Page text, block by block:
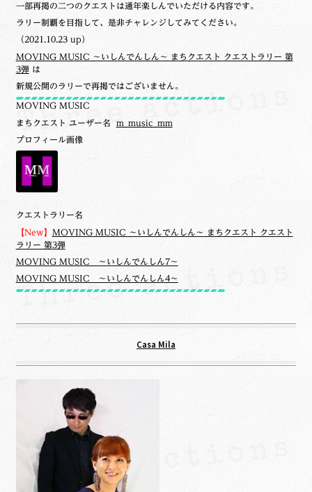
一部再掲の二つのクエストは通年楽しんでいただける内容です。
ラリー制覇を目指して、是非チャレンジしてみてください。
（2021.10.23 up）
MOVING MUSIC ～いしんでんしん～ まちクエスト クエストラリー 第
3弾 は
新規公開のラリーで再掲ではございません。
MOVING MUSIC
まちクエスト ユーザー名 m_music_mm
プロフィール画像
クエストラリー名
【New】 MOVING MUSIC ～いしんでんしん～ まちクエスト クエスト
ラリー 第3弾
MOVING MUSIC ～いしんでんしん7～
MOVING MUSIC ～いしんでんしん4～
Casa Mila